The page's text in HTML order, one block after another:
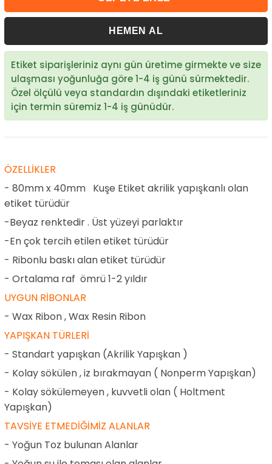
Etiket siparişleriniz aynı gün üretime girmekte ve size
ulaşması yoğunluğa göre 1-4 iş günü sürmektedir.
Özel ölçülü veya standardın dışındaki etiketleriniz
için termin süremiz 1-4 iş günüdür.
ÖZELLİKLER
- 80mm x 40mm Kuşe Etiket akrilik yapışkanlı olan
etiket türüdür
-Beyaz renktedir . Üst yüzeyi parlaktır
-En çok tercih etilen etiket türüdür
- Ribonlu baskı alan etiket türüdür
- Ortalama raf ömrü 1-2 yıldır
UYGUN RİBONLAR
- Wax Ribon , Wax Resin Ribon
YAPIŞKAN TÜRLERİ
- Standart yapışkan (Akrilik Yapışkan )
- Kolay sökülen , iz bırakmayan ( Nonperm Yapışkan)
- Kolay sökülemeyen , kuvvetli olan ( Holtment
Yapışkan)
TAVSİYE ETMEDİĞİMİZ ALANLAR
- Yoğun Toz bulunan Alanlar